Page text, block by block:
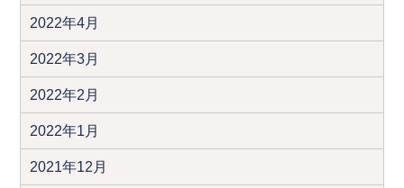
2022年4月
2022年3月
2022年2月
2022年1月
2021年12月